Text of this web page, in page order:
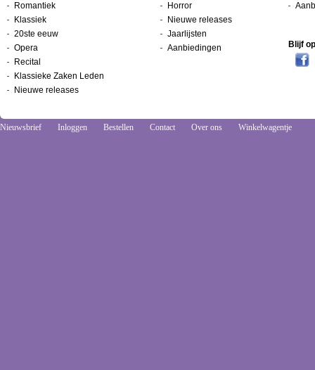
Romantiek
Klassiek
20ste eeuw
Opera
Recital
Klassieke Zaken Leden
Nieuwe releases
Horror
Nieuwe releases
Jaarlijsten
Aanbiedingen
Blijf
Nieuwsbrief Inloggen Bestellen Contact Over ons Winkelwagentje